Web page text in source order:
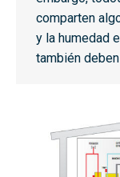
comparten
y la humedad
también